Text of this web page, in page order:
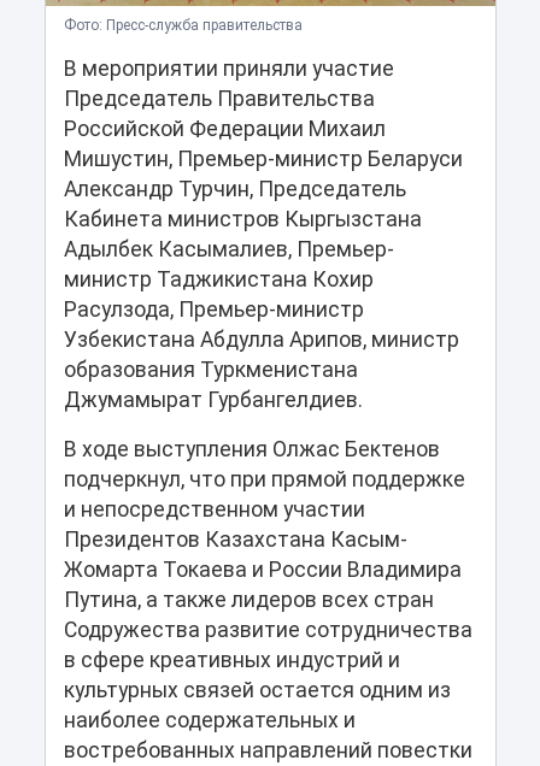
Фото: Пресс-служба правительства
В мероприятии приняли участие
Председатель Правительства
Российской Федерации Михаил
Мишустин, Премьер-министр Беларуси
Александр Турчин, Председатель
Кабинета министров Кыргызстана
Адылбек Касымалиев, Премьер-
министр Таджикистана Кохир
Расулзода, Премьер-министр
Узбекистана Абдулла Арипов, министр
образования Туркменистана
Джумамырат Гурбангелдиев.
В ходе выступления Олжас Бектенов
подчеркнул, что при прямой поддержке
и непосредственном участии
Президентов Казахстана Касым-
Жомарта Токаева и России Владимира
Путина, а также лидеров всех стран
Содружества развитие сотрудничества
в сфере креативных индустрий и
культурных связей остается одним из
наиболее содержательных и
востребованных направлений повестки